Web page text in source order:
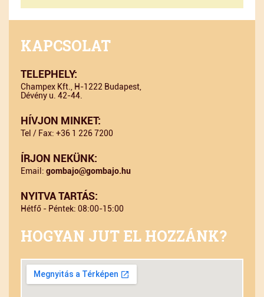
KAPCSOLAT
TELEPHELY:
Champex Kft., H-1222 Budapest,
Dévény u. 42-44.
HÍVJON MINKET:
Tel / Fax: +36 1 226 7200
ÍRJON NEKÜNK:
Email: gombajo@gombajo.hu
NYITVA TARTÁS:
Hétfő - Péntek: 08:00-15:00
HOGYAN JUT EL HOZZÁNK?